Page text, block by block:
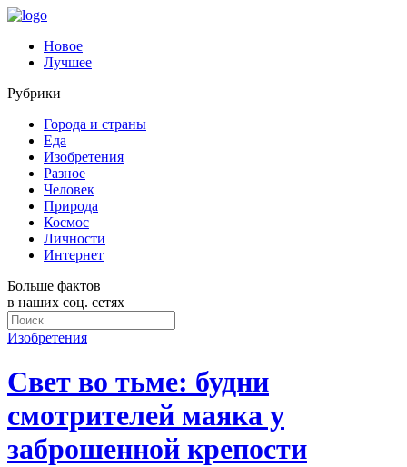
Новое
Лучшее
Рубрики
Города и страны
Еда
Изобретения
Разное
Человек
Природа
Космос
Личности
Интернет
Больше фактов
в наших соц. сетях
Изобретения
Свет во тьме: будни
смотрителей маяка у
заброшенной крепости